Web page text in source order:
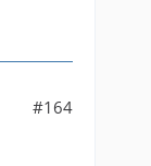
#164